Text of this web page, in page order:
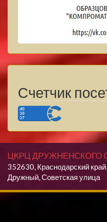
Счетчик
ЦКРЦ ДРУЖНЕНСКОГО
352630, Краснодарский
Дружный, Советская улица